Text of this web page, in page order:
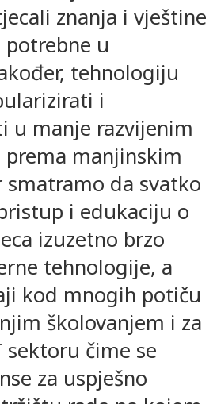
znanja i vještine
u
tehnologiju
i
u manje razvijenim
manjinskim
da svatko
i edukaciju o
izuzetno brzo
tehnologije, a
kod mnogih potiču
školovanjem i za
čime se
za uspješno